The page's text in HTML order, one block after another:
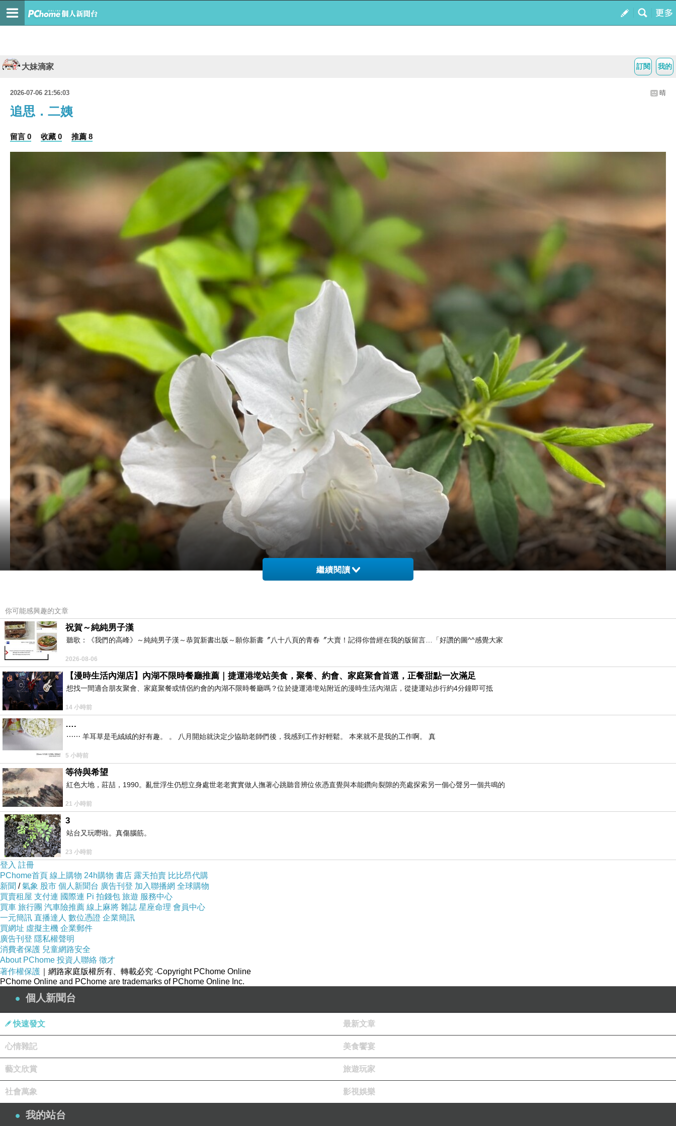
我的
訂閱
大妹滴家
2026-07-06 21:56:03 晴
追思．二姨
留言 0 收藏 0 推薦 8
我總是分不清誰長誰幼
等到年紀漸長
我的記憶裡
從您溫和的眼神裡
再多的病痛終究都已放下
如今
您已回到天父溫暖的懷抱
願天國沒有病痛
只有永遠的平安
也願您繼續守護著
摯愛的兄弟姊妹
繼續閱讀
你可能感興趣的文章
祝賀～純純男子漢
聽歌：《我們的高峰》～純純男子漢～恭賀新書出版～願你新書〞八十八頁的青春〞大賣！記得你曾經在我的版留言…「好讚的圖^^感覺大家
2026-08-06
【漫時生活內湖店】內湖不限時餐廳推薦｜捷運港墘站美食，聚餐、約會、家庭聚會首選，正餐甜點一次滿足
想找一間適合朋友聚會、家庭聚餐或情侶約會的內湖不限時餐廳嗎？位於捷運港墘站附近的漫時生活內湖店，從捷運站步行約4分鐘即可抵
14 小時前
….
⋯⋯ 羊耳草是毛絨絨的好有趣。 。 八月開始就決定少協助老師們後，我感到工作好輕鬆。 本來就不是我的工作啊。 真
5 小時前
等待與希望
紅色大地，莊喆，1990。亂世浮生仍想立身處世老老實實做人撫著心跳聽音辨位依憑直覺與本能鑽向裂隙的亮處探索另一個心聲另一個共鳴的
21 小時前
3
站台又玩嘢啦。真傷腦筋。
23 小時前
登入 註冊
PChome首頁 線上購物 24h購物 書店 露天拍賣 比比昂代購
新聞 /氣象 股市 個人新聞台 廣告刊登 加入聯播網 全球購物
買賣租屋 支付連 國際連 Pi 拍錢包 旅遊 服務中心
買車 旅行團 汽車險推薦 線上麻將 雜誌 星座命理 會員中心
一元簡訊 直播達人 數位憑證 企業簡訊
買網址 虛擬主機 企業郵件
廣告刊登 隱私權聲明
消費者保護 兒童網路安全
About PChome 投資人聯絡 徵才
著作權保護 ｜網路家庭版權所有、轉載必究 ‧Copyright PChome Online
PChome Online and PChome are trademarks of PChome Online Inc.
個人新聞台
快速發文 最新文章
心情雜記 美食饗宴
藝文欣賞 旅遊玩家
社會萬象 影視娛樂
我的站台